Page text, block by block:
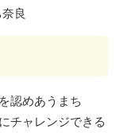
良
認めあうまち
チャレンジできる